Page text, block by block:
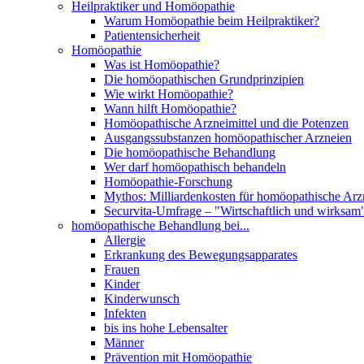
Heilpraktiker und Homöopathie
Warum Homöopathie beim Heilpraktiker?
Patientensicherheit
Homöopathie
Was ist Homöopathie?
Die homöopathischen Grundprinzipien
Wie wirkt Homöopathie?
Wann hilft Homöopathie?
Homöopathische Arzneimittel und die Potenzen
Ausgangssubstanzen homöopathischer Arzneien
Die homöopathische Behandlung
Wer darf homöopathisch behandeln
Homöopathie-Forschung
Mythos: Milliardenkosten für homöopathische
Securvita-Umfrage – "Wirtschaftlich und
homöopathische Behandlung bei...
Allergie
Erkrankung des Bewegungsapparates
Frauen
Kinder
Kinderwunsch
Infekten
bis ins hohe Lebensalter
Männer
Prävention mit Homöopathie